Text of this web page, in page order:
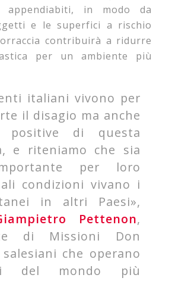
appendiabiti, in modo da
e le superfici a rischio
contribuirà a ridurre
per un ambiente più
italiani vivono per
il disagio ma anche
di questa
e riteniamo che sia
per loro
condizioni vivano i
in altri Paesi»,
Pettenon,
di Missioni Don
salesiani che operano
del mondo più